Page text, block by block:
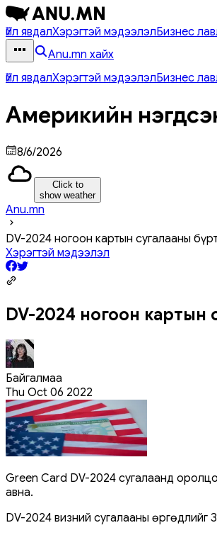
Үйл явдалХэрэгтэй мэдээлэлБизнес
Anu.mn хайх
Үйл явдалХэрэгтэй мэдээлэлБизнес
Америкийн
8/6/2026
Click to
show weather
Anu.mn
DV-2024 ногоон картын сугалааны
Хэрэгтэй мэдээлэл
DV-2024 ногоон картын
Байгалмаа
Thu Oct 06 2022
Green Card DV-2024 сугалаанд
авна.
DV-2024 визний сугалааны